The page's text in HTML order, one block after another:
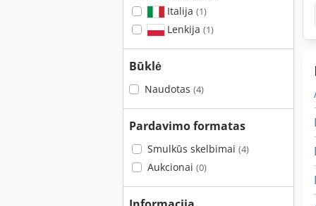
Italija (1)
Lenkija (1)
Būklė
Naudotas (4)
Pardavimo formatas
Smulkūs skelbimai (4)
Aukcionai (0)